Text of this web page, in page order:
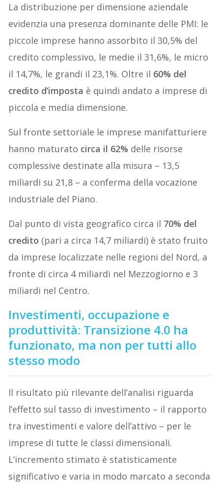
La distribuzione per dimensione aziendale
evidenzia una presenza dominante delle PMI: le
piccole imprese hanno assorbito il 30,5% del
credito complessivo, le medie il 31,6%, le micro
il 14,7%, le grandi il 23,1%. Oltre il 60% del
credito d’imposta è quindi andato a imprese di
piccola e media dimensione.
Sul fronte settoriale le imprese manifatturiere
hanno maturato circa il 62% delle risorse
complessive destinate alla misura – 13,5
miliardi su 21,8 – a conferma della vocazione
industriale del Piano.
Dal punto di vista geografico circa il 70% del
credito (pari a circa 14,7 miliardi) è stato fruito
da imprese localizzate nelle regioni del Nord, a
fronte di circa 4 miliardi nel Mezzogiorno e 3
miliardi nel Centro.
Investimenti, occupazione e
produttività: Transizione 4.0 ha
funzionato, ma non per tutti allo
stesso modo
Il risultato più rilevante dell’analisi riguarda
l’effetto sul tasso di investimento – il rapporto
tra investimenti e valore dell’attivo – per le
imprese di tutte le classi dimensionali.
L’incremento stimato è statisticamente
significativo e varia in modo marcato a seconda